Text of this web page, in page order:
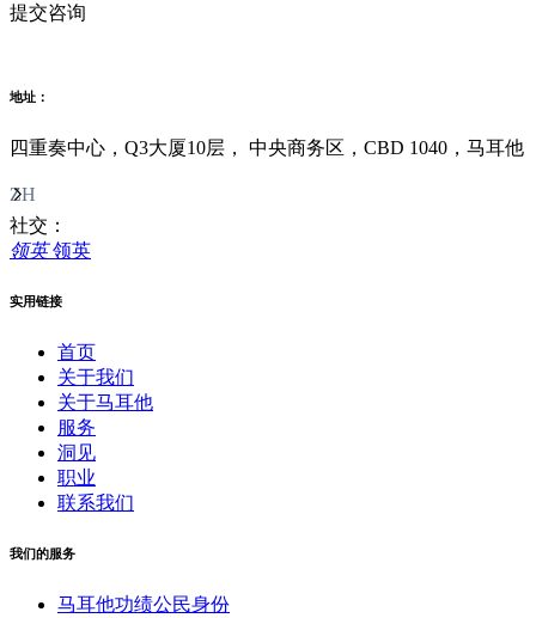
*
证
提交咨询
地址：
四重奏中心，Q3大厦10层， 中央商务区，CBD 1040，马耳他
ZH
社交：
领英 领英
实用链接
首页
关于我们
关于马耳他
服务
洞见
职业
联系我们
我们的服务
马耳他功绩公民身份